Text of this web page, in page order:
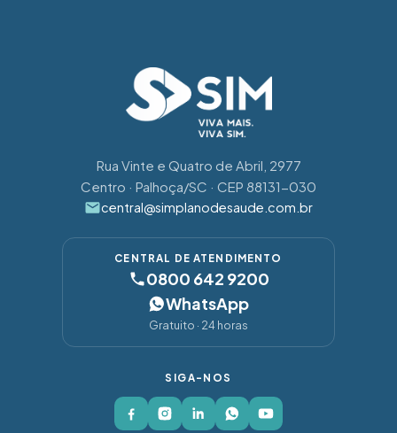
Rua Vinte e Quatro de Abril, 2977
Centro · Palhoça/SC · CEP 88131-030
central@simplanodesaude.com.br
CENTRAL DE ATENDIMENTO
0800 642 9200
WhatsApp
Gratuito · 24 horas
SIGA-NOS